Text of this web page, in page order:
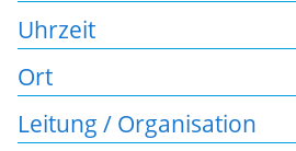
Uhrzeit
Ort
Leitung / Organisation